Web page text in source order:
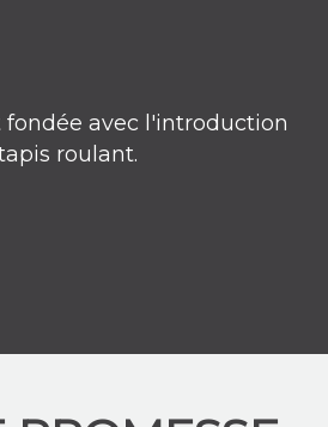
fondée avec l'introduction
roulant.